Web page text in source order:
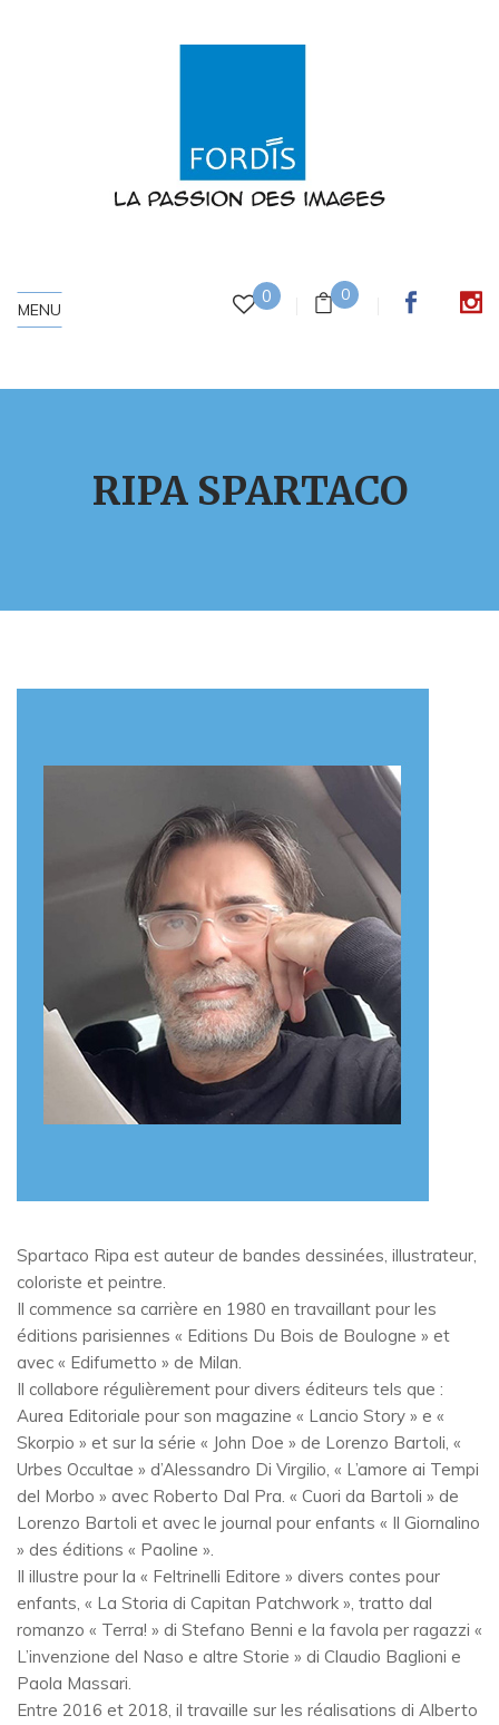
0 0
MENU
RIPA SPARTACO
Spartaco Ripa est auteur de bandes dessinées, illustrateur,
coloriste et peintre.
Il commence sa carrière en 1980 en travaillant pour les
éditions parisiennes « Editions Du Bois de Boulogne » et
avec « Edifumetto » de Milan.
Il collabore régulièrement pour divers éditeurs tels que :
Aurea Editoriale pour son magazine « Lancio Story » e «
Skorpio » et sur la série « John Doe » de Lorenzo Bartoli, «
Urbes Occultae » d’Alessandro Di Virgilio, « L’amore ai Tempi
del Morbo » avec Roberto Dal Pra. « Cuori da Bartoli » de
Lorenzo Bartoli et avec le journal pour enfants « Il Giornalino
» des éditions « Paoline ».
Il illustre pour la « Feltrinelli Editore » divers contes pour
enfants, « La Storia di Capitan Patchwork », tratto dal
romanzo « Terra! » di Stefano Benni e la favola per ragazzi «
L’invenzione del Naso e altre Storie » di Claudio Baglioni e
Paola Massari.
Entre 2016 et 2018, il travaille sur les réalisations di Alberto